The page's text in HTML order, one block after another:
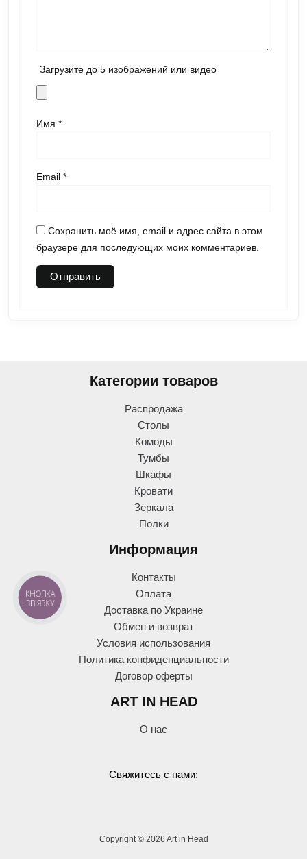
Загрузите до 5 изображений или видео
Имя *
Email *
Сохранить моё имя, email и адрес сайта в этом
браузере для последующих моих комментариев.
Категории товаров
Распродажа
Столы
Комоды
Тумбы
Шкафы
Кровати
Зеркала
Полки
Информация
Контакты
Оплата
Доставка по Украине
Обмен и возврат
Условия использования
Политика конфиденциальности
Договор оферты
ART IN HEAD
О нас
Свяжитесь с нами:
Copyright © 2026 Art in Head
КНОПКА
ЗВ'ЯЗКУ